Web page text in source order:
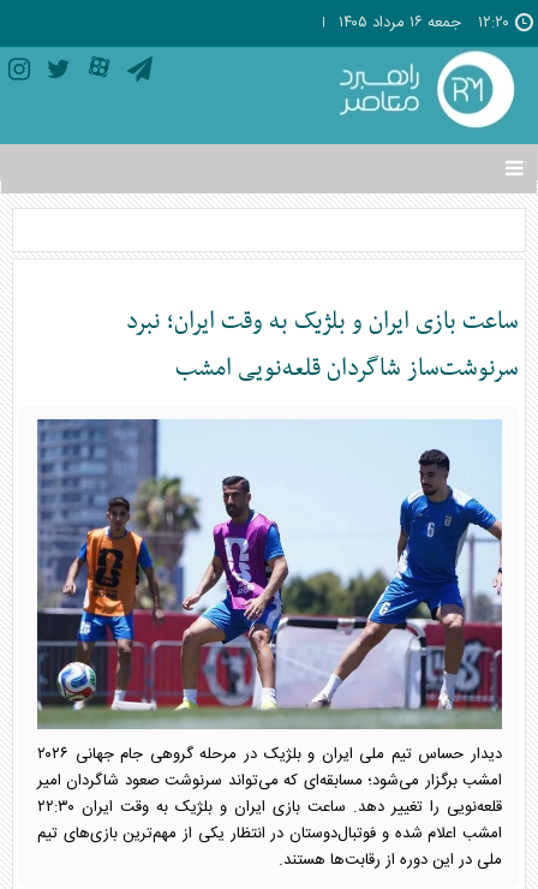
۱۲:۲۰ جمعه ۱۶ مرداد ۱۴۰۵
تغییر
وضعیت
منوی
ها
ساعت بازی ایران و بلژیک به وقت ایران؛ نبرد
سرنوشت‌ساز شاگردان قلعه‌نویی امشب
دیدار حساس تیم ملی ایران و بلژیک در مرحله گروهی جام جهانی ۲۰۲۶
امشب برگزار می‌شود؛ مسابقه‌ای که می‌تواند سرنوشت صعود شاگردان امیر
قلعه‌نویی را تغییر دهد. ساعت بازی ایران و بلژیک به وقت ایران ۲۲:۳۰
امشب اعلام شده و فوتبال‌دوستان در انتظار یکی از مهم‌ترین بازی‌های تیم
ملی در این دوره از رقابت‌ها هستند.